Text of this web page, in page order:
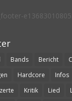
Bands Bericht
Hardcore Infos
Kritik Lied